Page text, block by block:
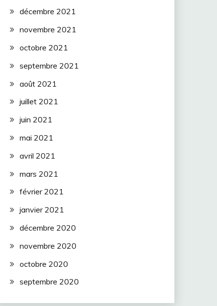
décembre 2021
novembre 2021
octobre 2021
septembre 2021
août 2021
juillet 2021
juin 2021
mai 2021
avril 2021
mars 2021
février 2021
janvier 2021
décembre 2020
novembre 2020
octobre 2020
septembre 2020